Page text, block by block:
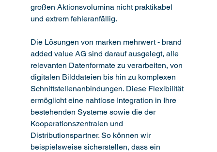
großen Aktionsvolumina nicht praktikabel
und extrem fehleranfällig.
Die Lösungen von marken mehrwert - brand
added value AG sind darauf ausgelegt, alle
relevanten Datenformate zu verarbeiten, von
digitalen Bilddateien bis hin zu komplexen
Schnittstellenanbindungen. Diese Flexibilität
ermöglicht eine nahtlose Integration in Ihre
bestehenden Systeme sowie die der
Kooperationszentralen und
Distributionspartner. So können wir
beispielsweise sicherstellen, dass ein